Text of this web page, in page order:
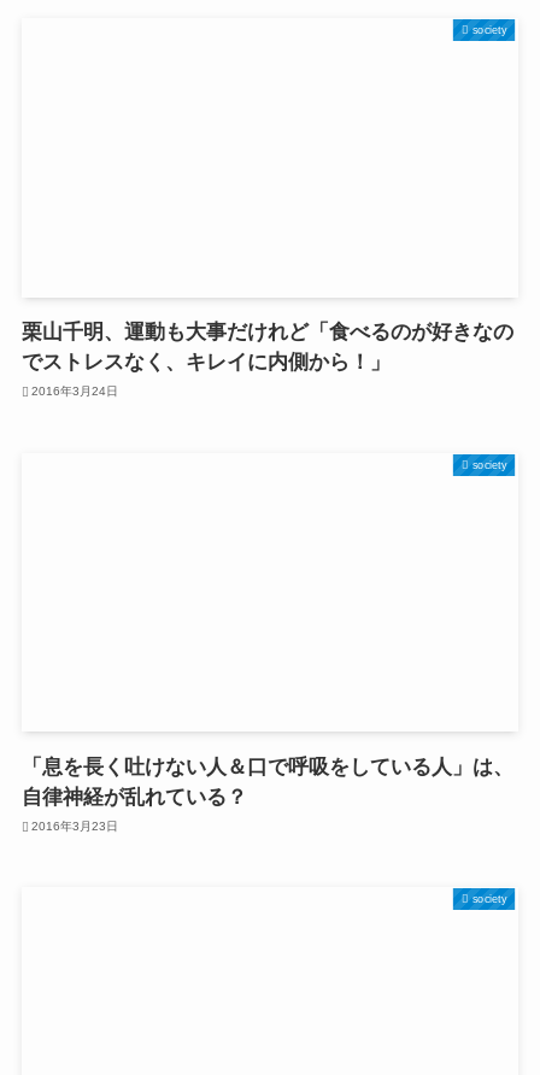
society
栗山千明、運動も大事だけれど「食べるのが好きなの
でストレスなく、キレイに内側から！」
2016年3月24日
society
「息を長く吐けない人＆口で呼吸をしている人」は、
自律神経が乱れている？
2016年3月23日
society